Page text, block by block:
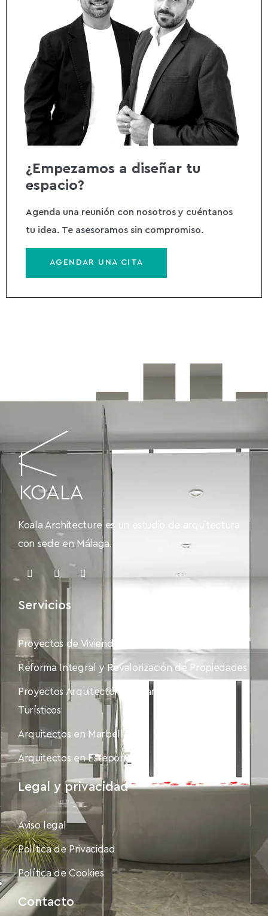
¿Empezamos a diseñar tu
espacio?
Agenda una reunión con nosotros y cuéntanos
tu idea. Te asesoramos sin compromiso.​
AGENDAR UNA CITA
Koala Architecture es un estudio de arquitectura
con sede en Málaga.
Servicios
Proyectos de Vivienda Unifamiliar Exclusiva
Reforma Integral y Revalorización de Propiedades
Proyectos Arquitectónicos para Alojamientos
Turísticos
Arquitectos en Marbella
Arquitectos en Estepona
Legal y privacidad
Aviso legal
Política de Privacidad
Política de Cookies
Contacto